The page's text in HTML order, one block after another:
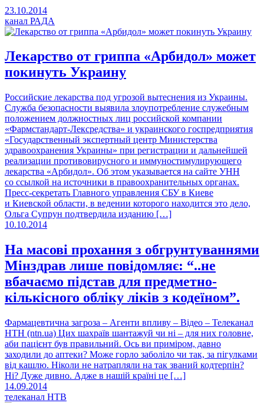
23.10.2014
канал РАДА
Лекарство от гриппа «Арбидол» может
покинуть Украину
Российские лекарства под угрозой вытеснения из Украины.
Служба безопасности выявила злоупотребление служебным
положением должностных лиц российской компании
«Фармстандарт-Лексредства» и украинского госпредприятия
«Государственный экспертный центр Министерства
здравоохранения Украины» при регистрации и дальнейшей
реализации противовирусного и иммуностимулирующего
лекарства «Арбидол». Об этом указывается на сайте УНН
со ссылкой на источники в правоохранительных органах.
Пресс-секретать Главного управления СБУ в Киеве
и Киевской области, в ведении которого находится это дело,
Ольга Супрун подтвердила изданию […]
10.10.2014
На масові прохання з обгрунтуваннями
Мінздрав лише повідомляє: “..не
вбачаємо підстав для предметно-
кількісного обліку ліків з кодеїном”.
Фармацевтична загроза – Агенти впливу – Відео – Телеканал
НТН (ntn.ua) Цих шахраїв шантажуй чи ні – для них головне,
аби пацієнт був правильний. Ось ви приміром, давно
заходили до аптеки? Може горло заболіло чи так, за пігулками
від кашлю. Ніколи не натрапляли на так званий кодтерпін?
Ні? Дуже дивно. Адже в нашій країні це […]
14.09.2014
телеканал НТВ